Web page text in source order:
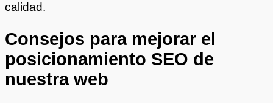
calidad.
Consejos para mejorar el
posicionamiento SEO de
nuestra web